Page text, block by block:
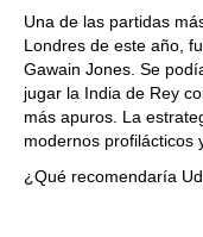
Una de las partidas
Londres de este año,
Gawain Jones. Se
jugar la India de Rey
más apuros. La
modernos profilácticos
¿Qué recomendaría